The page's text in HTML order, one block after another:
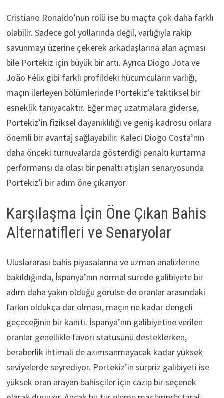
Cristiano Ronaldo’nun rolü ise bu maçta çok daha farklı
olabilir. Sadece gol yollarında değil, varlığıyla rakip
savunmayı üzerine çekerek arkadaşlarına alan açması
bile Portekiz için büyük bir artı. Ayrıca Diogo Jota ve
João Félix gibi farklı profildeki hücumcuların varlığı,
maçın ilerleyen bölümlerinde Portekiz’e taktiksel bir
esneklik tanıyacaktır. Eğer maç uzatmalara giderse,
Portekiz’in fiziksel dayanıklılığı ve geniş kadrosu onlara
önemli bir avantaj sağlayabilir. Kaleci Diogo Costa’nın
daha önceki turnuvalarda gösterdiği penaltı kurtarma
performansı da olası bir penaltı atışları senaryosunda
Portekiz’i bir adım öne çıkarıyor.
Karşılaşma İçin Öne Çıkan Bahis
Alternatifleri ve Senaryolar
Uluslararası bahis piyasalarına ve uzman analizlerine
bakıldığında, İspanya’nın normal sürede galibiyete bir
adım daha yakın olduğu görülse de oranlar arasındaki
farkın oldukça dar olması, maçın ne kadar dengeli
geçeceğinin bir kanıtı. İspanya’nın galibiyetine verilen
oranlar genellikle favori statüsünü desteklerken,
beraberlik ihtimali de azımsanmayacak kadar yüksek
seviyelerde seyrediyor. Portekiz’in sürpriz galibiyeti ise
yüksek oran arayan bahisçiler için cazip bir seçenek